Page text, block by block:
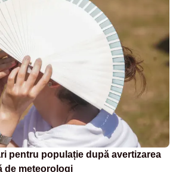
pentru populație după avertizarea
de meteorologi